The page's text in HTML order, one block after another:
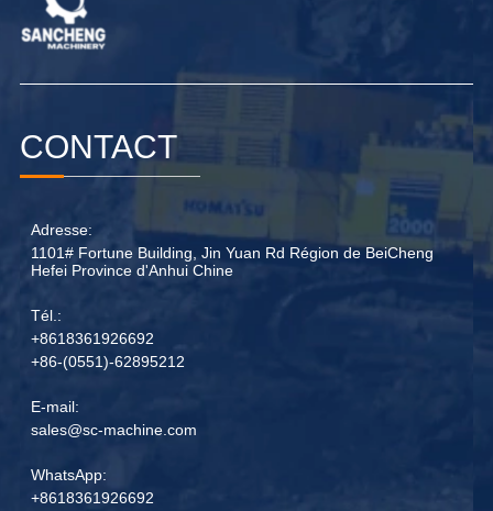
CONTACT
Adresse:
1101# Fortune Building, Jin Yuan Rd Région de BeiCheng
Hefei Province d'Anhui Chine
Tél.:
+8618361926692
+86-(0551)-62895212
E-mail:
sales@sc-machine.com
WhatsApp:
+8618361926692